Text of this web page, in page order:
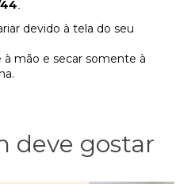
devido à tela do seu
à mão e secar somente à
deve gostar